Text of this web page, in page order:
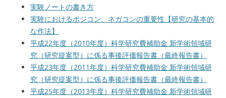
実験ノートの書き方
実験におけるポジコン、ネガコンの重要性【研究の基本的
な作法】
平成22年度（2010年度）科学研究費補助金 新学術領域研
究（研究提案型）に係る事後評価報告書（最終報告書）
平成23年度（2011年度）科学研究費補助金 新学術領域研
究（研究提案型）に係る事後評価報告書（最終報告書）
平成25年度（2013年度）科学研究費補助金 新学術領域研